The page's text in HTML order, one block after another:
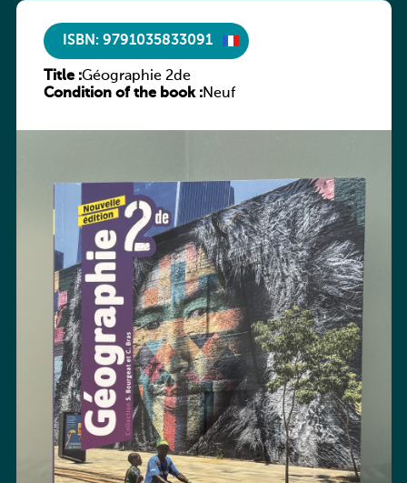
ISBN: 9791035833091
Title :Géographie 2de
Condition of the book :Neuf